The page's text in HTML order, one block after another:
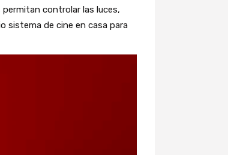
permitan controlar las luces,
sistema de cine en casa para